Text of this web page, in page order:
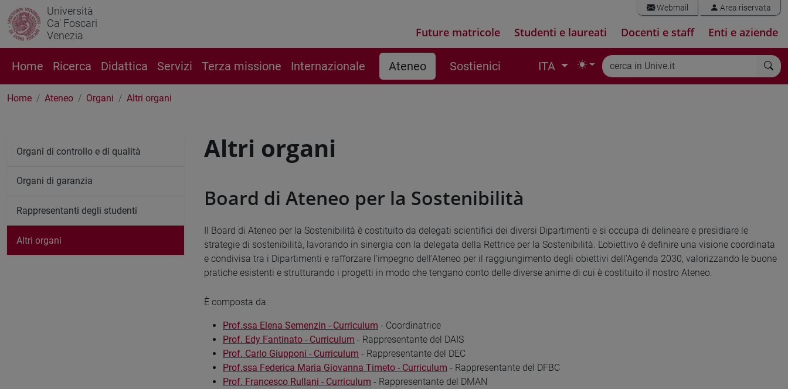
Università
Ca' Foscari
Venezia
Webmail Area riservata
Future matricole Studenti e laureati Docenti e staff Enti e aziende
Home Ricerca Didattica Servizi Terza missione Internazionale Ateneo Sostienici ITA
Home Ateneo Organi Altri organi
Altri organi
Board di Ateneo per la Sostenibilità
Il Board di Ateneo per la Sostenibilità è costituito da delegati scientifici dei diversi Dipartimenti e si occupa di delineare e presidiare le
strategie di sostenibilità, lavorando in sinergia con la delegata della Rettrice per la Sostenibilità. L'obiettivo è definire una visione coordinata
e condivisa tra i Dipartimenti e rafforzare l'impegno dell'Ateneo per il raggiungimento degli obiettivi dell'Agenda 2030, valorizzando le buone
pratiche esistenti e strutturando i progetti in modo che tengano conto delle diverse anime di cui è costituito il nostro Ateneo.
È composta da:
Prof.ssa Elena Semenzin - Curriculum - Coordinatrice
Prof. Edy Fantinato - Curriculum - Rappresentante del DAIS
Prof. Carlo Giupponi - Curriculum - Rappresentante del DEC
Prof.ssa Federica Maria Giovanna Timeto - Curriculum - Rappresentante del DFBC
Prof. Francesco Rullani - Curriculum - Rappresentante del DMAN
Organi di controllo e di qualità
Organi di garanzia
Rappresentanti degli studenti
Altri organi